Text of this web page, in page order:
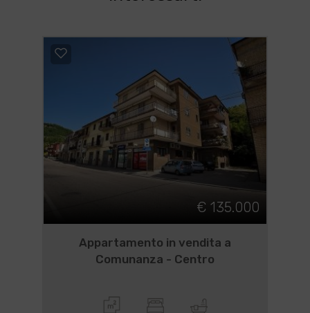
€ 135.000
Appartamento in vendita a
Comunanza - Centro